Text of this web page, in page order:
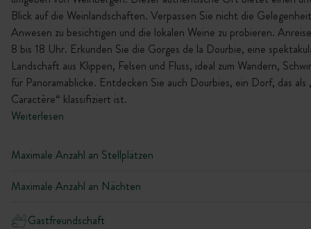
Blick auf die Weinlandschaften. Verpassen Sie nicht die
Anwesen zu besichtigen und die lokalen Weine zu probieren.
8 bis 18 Uhr. Erkunden Sie die Gorges de la Dourbie, eine
Landschaft aus Klippen, Felsen und Fluss, ideal zum Wandern,
für Panoramablicke. Entdecken Sie auch Dourbies, ein Dorf, das als
Caractère“ klassifiziert ist.
Weiterlesen
Maximale Anzahl an Stellplätzen
Maximale Anzahl an Nächten
Gastfreundschaft